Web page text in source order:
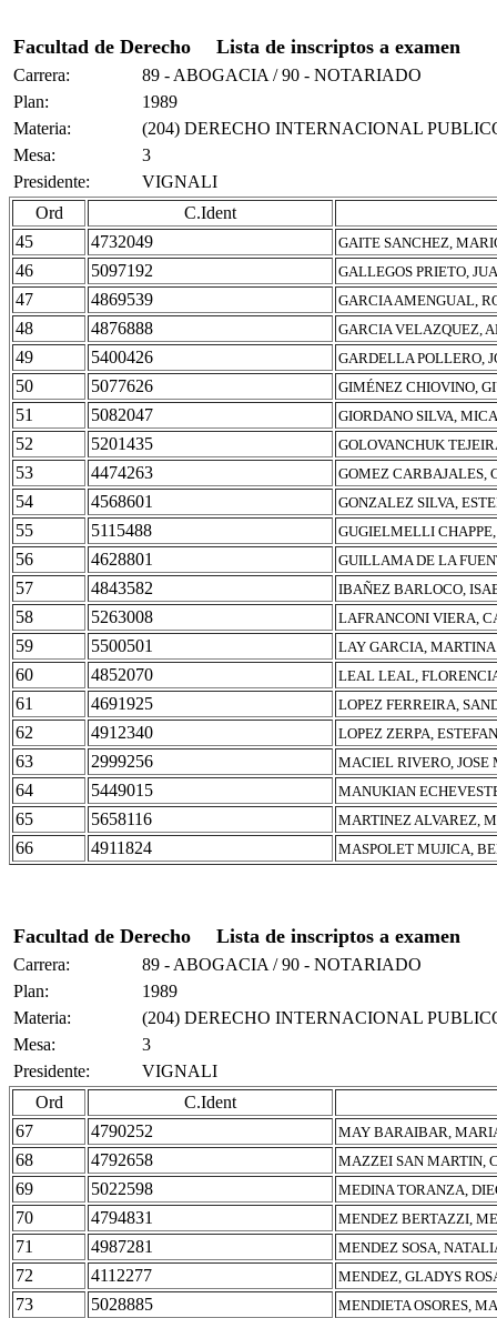
Facultad de Derecho Lista de inscriptos a examen
Carrera:
89 - ABOGACIA / 90 - NOTARIADO
Plan:
1989
Materia:
(204) DERECHO INTERNACIONAL
Mesa:
3
Presidente:
VIGNALI
Ord
C.Ident
45
4732049 GAITE SANCHEZ,
46 5097192 GALLEGOS PRIETO,
47 4869539 GARCIA AMENGUAL,
48 4876888 GARCIA VELAZQUEZ,
49 5400426 GARDELLA POLLERO,
50 5077626 GIMÉNEZ CHIOVINO,
51 5082047 GIORDANO SILVA,
52 5201435 GOLOVANCHUK
53 4474263 GOMEZ CARBAJALES,
54 4568601 GONZALEZ SILVA,
55 5115488 GUGIELMELLI
56 4628801 GUILLAMA DE LA
57 4843582 IBAÑEZ BARLOCO,
58 5263008 LAFRANCONI VIERA,
59 5500501 LAY GARCIA, MARTINA
60 4852070 LEAL LEAL,
61 4691925 LOPEZ FERREIRA,
62 4912340 LOPEZ ZERPA,
63 2999256 MACIEL RIVERO, JOSE
64 5449015 MANUKIAN
65 5658116 MARTINEZ ALVAREZ,
66 4911824 MASPOLET MUJICA,
Facultad de Derecho Lista de inscriptos a examen
Carrera:
89 - ABOGACIA / 90 - NOTARIADO
Plan:
1989
Materia:
(204) DERECHO INTERNACIONAL
Mesa:
3
Presidente:
VIGNALI
Ord
C.Ident
67
4790252 MAY BARAIBAR,
68 4792658 MAZZEI SAN MARTIN,
69 5022598 MEDINA TORANZA,
70 4794831 MENDEZ BERTAZZI,
71 4987281 MENDEZ SOSA,
72 4112277 MENDEZ, GLADYS
73 5028885 MENDIETA OSORES,